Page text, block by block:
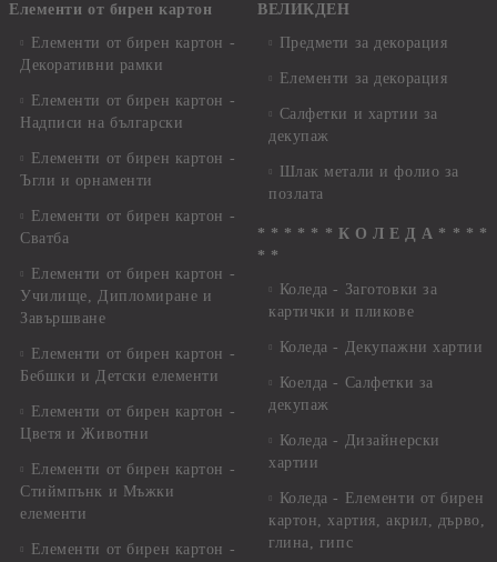
Елементи от бирен картон
Елементи от бирен картон -
Декоративни рамки
Елементи от бирен картон -
Надписи на български
Елементи от бирен картон -
Ъгли и орнаменти
Елементи от бирен картон -
Сватба
Елементи от бирен картон -
Училище, Дипломиране и
Завършване
Елементи от бирен картон -
Бебшки и Детски елементи
Елементи от бирен картон -
Цветя и Животни
Елементи от бирен картон -
Стиймпънк и Мъжки
елементи
Елементи от бирен картон -
ВЕЛИКДЕН
Предмети за декорация
Елементи за декорация
Салфетки и хартии за
декупаж
Шлак метали и фолио за
позлата
* * * * * * К О Л Е Д А * * * *
* *
Коледа - Заготовки за
картички и пликове
Коледа - Декупажни хартии
Коелда - Салфетки за
декупаж
Коледа - Дизайнерски
хартии
Коледа - Eлементи от бирен
картон, хартия, акрил, дърво,
глина, гипс